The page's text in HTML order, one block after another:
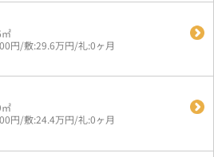
円/敷:29.6万円/礼:0ヶ月
円/敷:24.4万円/礼:0ヶ月